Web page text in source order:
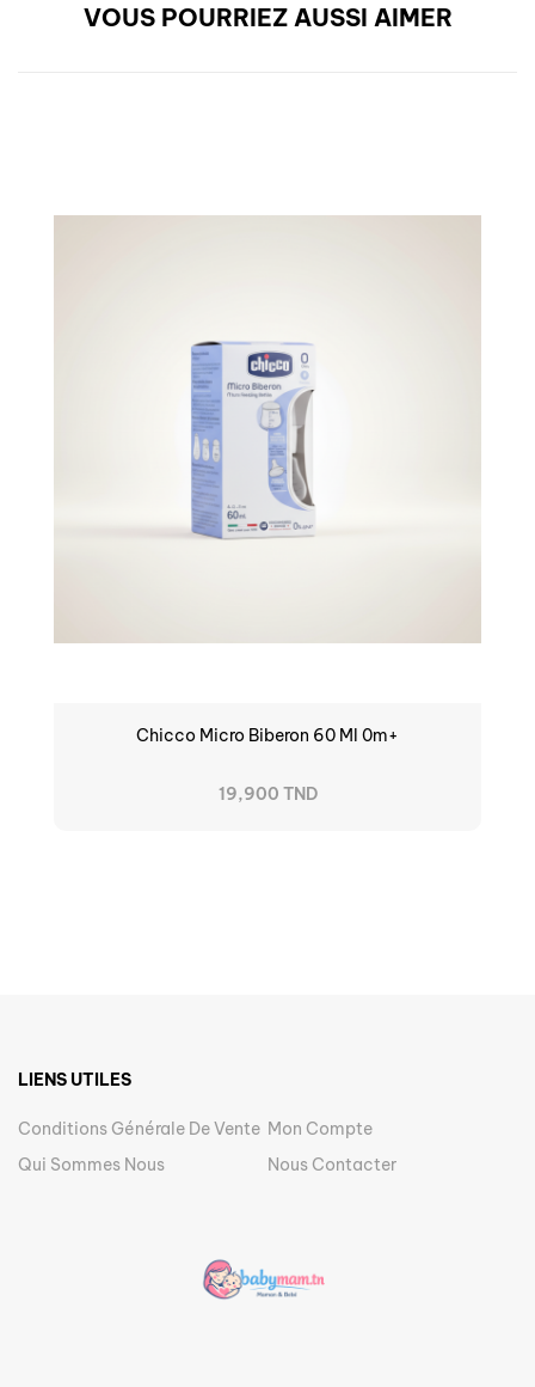
VOUS POURRIEZ AUSSI AIMER
Chicco Micro Biberon 60 Ml 0m+
19,900 TND
LIENS UTILES
Conditions Générale De Vente Mon Compte
Qui Sommes Nous
Nous Contacter